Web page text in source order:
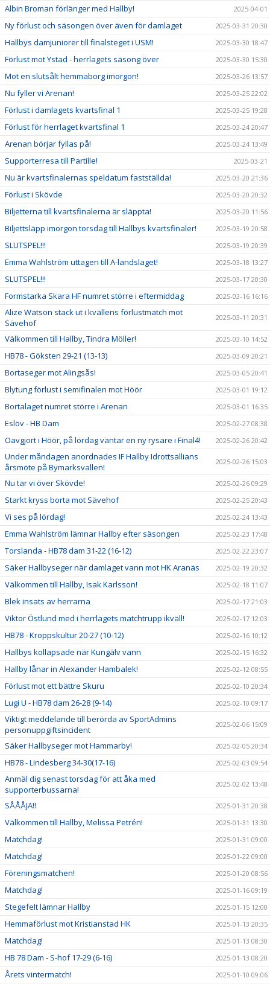
Albin Broman förlänger med Hallby! 2025-04-01
Ny förlust och säsongen över även för damlaget 2025-03-31 20:30
Hallbys damjuniorer till finalsteget i USM! 2025-03-30 18:47
Förlust mot Ystad - herrlagets säsong över 2025-03-30 15:30
Mot en slutsålt hemmaborg imorgon! 2025-03-26 13:57
Nu fyller vi Arenan! 2025-03-25 22:02
Förlust i damlagets kvartsfinal 1 2025-03-25 19:28
Förlust för herrlaget kvartsfinal 1 2025-03-24 20:47
Arenan börjar fyllas på! 2025-03-24 13:49
Supporterresa till Partille! 2025-03-21
Nu är kvartsfinalernas speldatum fastställda! 2025-03-20 21:36
Förlust i Skövde 2025-03-20 20:32
Biljetterna till kvartsfinalerna är släppta! 2025-03-20 11:56
Biljettsläpp imorgon torsdag till Hallbys kvartsfinaler! 2025-03-19 20:58
SLUTSPEL!!! 2025-03-19 20:39
Emma Wahlström uttagen till A-landslaget! 2025-03-18 13:27
SLUTSPEL!!! 2025-03-17 20:30
Formstarka Skara HF numret större i eftermiddag 2025-03-16 16:16
Alize Watson stack ut i kvällens förlustmatch mot
Sävehof
2025-03-11 20:31
Välkommen till Hallby, Tindra Möller! 2025-03-10 14:52
HB78 - Göksten 29-21 (13-13) 2025-03-09 20:21
Bortaseger mot Alingsås! 2025-03-05 20:41
Blytung förlust i semifinalen mot Höör 2025-03-01 19:12
Bortalaget numret större i Arenan 2025-03-01 16:35
Eslöv - HB Dam 2025-02-27 08:38
Oavgjort i Höör, på lördag väntar en ny rysare i Final4! 2025-02-26 20:42
Under måndagen anordnades IF Hallby Idrottsallians
årsmöte på Bymarksvallen!
2025-02-26 15:03
Nu tar vi över Skövde! 2025-02-26 09:29
Starkt kryss borta mot Sävehof 2025-02-25 20:43
Vi ses på lördag! 2025-02-24 13:43
Emma Wahlström lämnar Hallby efter säsongen 2025-02-23 17:48
Torslanda - HB78 dam 31-22 (16-12) 2025-02-22 23:07
Säker Hallbyseger när damlaget vann mot HK Aranäs 2025-02-19 20:32
Välkommen till Hallby, Isak Karlsson! 2025-02-18 11:07
Blek insats av herrarna 2025-02-17 21:03
Viktor Östlund med i herrlagets matchtrupp ikväll! 2025-02-17 12:03
HB78 - Kroppskultur 20-27 (10-12) 2025-02-16 10:12
Hallbys kollapsade när Kungälv vann 2025-02-15 16:32
Hallby lånar in Alexander Hambalek! 2025-02-12 08:55
Förlust mot ett bättre Skuru 2025-02-10 20:34
Lugi U - HB78 dam 26-28 (9-14) 2025-02-10 09:17
Viktigt meddelande till berörda av SportAdmins
personuppgiftsincident
2025-02-06 15:09
Säker Hallbyseger mot Hammarby! 2025-02-05 20:34
HB78 - Lindesberg 34-30(17-16) 2025-02-03 09:54
Anmäl dig senast torsdag för att åka med
supporterbussarna!
2025-02-02 13:48
SÅÅÅJA!! 2025-01-31 20:38
Välkommen till Hallby, Melissa Petrén! 2025-01-31 13:30
Matchdag! 2025-01-31 09:00
Matchdag! 2025-01-22 09:00
Föreningsmatchen! 2025-01-20 08:56
Matchdag! 2025-01-16 09:19
Stegefelt lämnar Hallby 2025-01-15 12:00
Hemmaförlust mot Kristianstad HK 2025-01-13 20:35
Matchdag! 2025-01-13 08:30
HB 78 Dam - S-hof 17-29 (6-16) 2025-01-13 08:20
Årets vintermatch! 2025-01-10 09:06